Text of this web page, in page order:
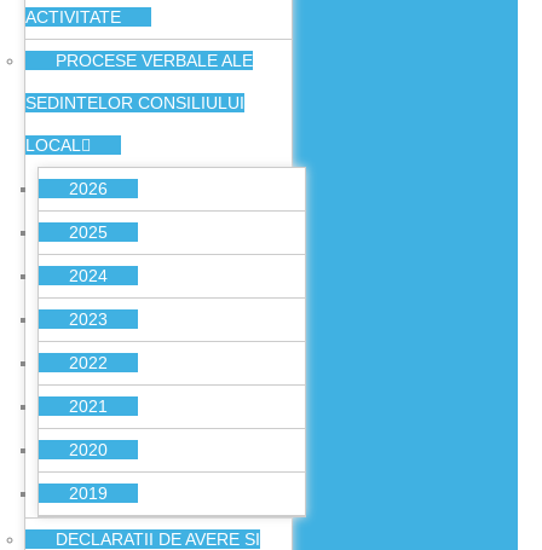
ACTIVITATE
PROCESE VERBALE ALE
SEDINTELOR CONSILIULUI
LOCAL
2026
2025
2024
2023
2022
2021
2020
2019
DECLARATII DE AVERE SI